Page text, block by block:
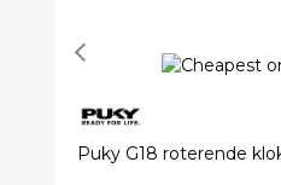
Puky G18 roterende